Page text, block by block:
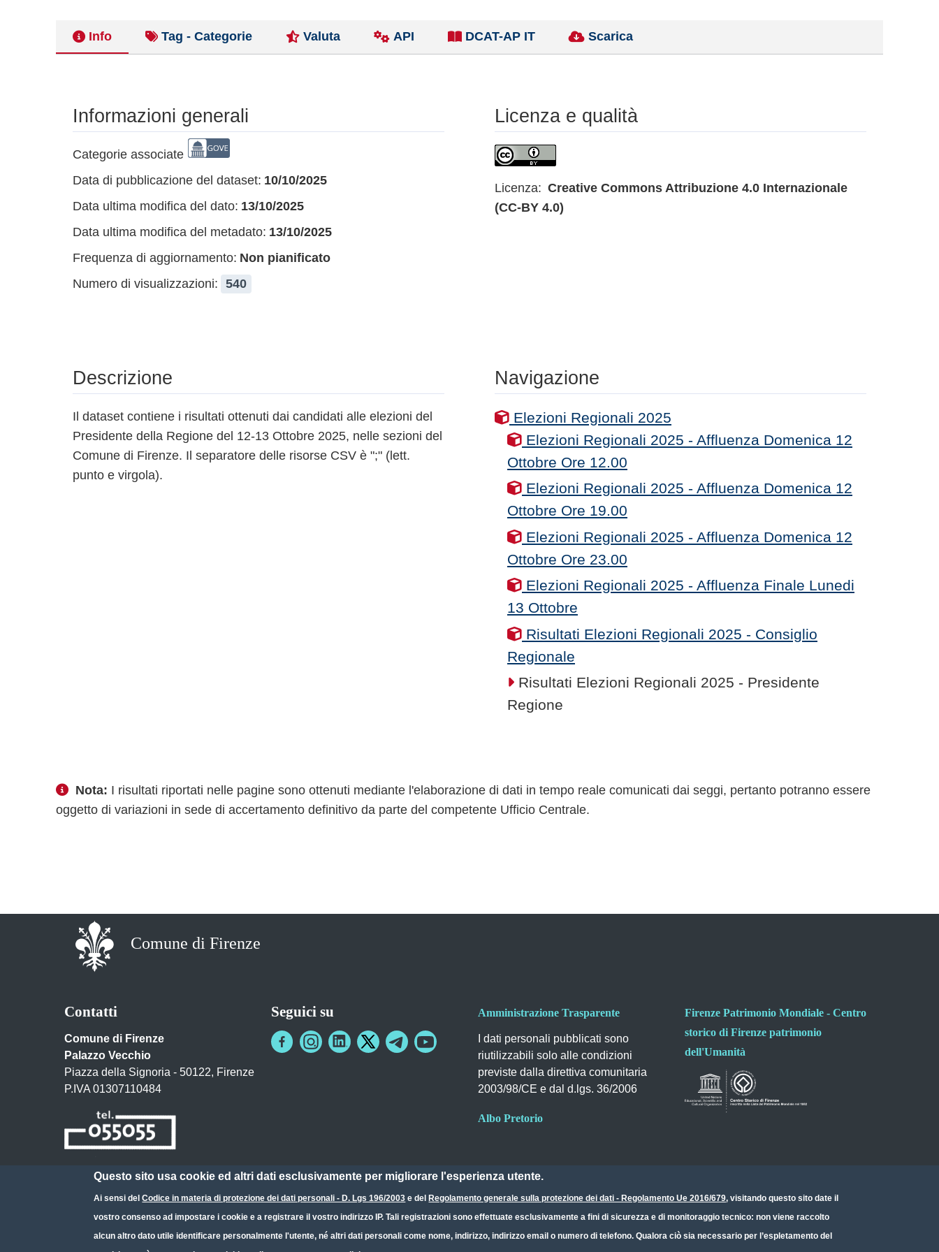
Info Tag - Categorie Valuta API DCAT-AP IT Scarica
Informazioni generali
Categorie associate
Data di pubblicazione del dataset: 10/10/2025
Data ultima modifica del dato: 13/10/2025
Data ultima modifica del metadato: 13/10/2025
Frequenza di aggiornamento: Non pianificato
Numero di visualizzazioni: 540
Licenza e qualità
Licenza: Creative Commons Attribuzione 4.0 Internazionale
(CC-BY 4.0)
Descrizione
Il dataset contiene i risultati ottenuti dai candidati alle elezioni del
Presidente della Regione del 12-13 Ottobre 2025, nelle sezioni del
Comune di Firenze. Il separatore delle risorse CSV è ";" (lett.
punto e virgola).
Navigazione
Elezioni Regionali 2025
Elezioni Regionali 2025 - Affluenza Domenica 12
Ottobre Ore 12.00
Elezioni Regionali 2025 - Affluenza Domenica 12
Ottobre Ore 19.00
Elezioni Regionali 2025 - Affluenza Domenica 12
Ottobre Ore 23.00
Elezioni Regionali 2025 - Affluenza Finale Lunedi
13 Ottobre
Risultati Elezioni Regionali 2025 - Consiglio
Regionale
Risultati Elezioni Regionali 2025 - Presidente
Regione
Nota: I risultati riportati nelle pagine sono ottenuti mediante l'elaborazione di dati in tempo reale comunicati dai seggi, pertanto potranno essere
oggetto di variazioni in sede di accertamento definitivo da parte del competente Ufficio Centrale.
Comune di Firenze
Contatti
Comune di Firenze
Palazzo Vecchio
Piazza della Signoria - 50122, Firenze
P.IVA 01307110484
Posta Elettronica Certificata
Seguici su Amministrazione Trasparente
I dati personali pubblicati sono
riutilizzabili solo alle condizioni
previste dalla direttiva comunitaria
2003/98/CE e dal d.lgs. 36/2006
Albo Pretorio
Firenze Patrimonio Mondiale - Centro
storico di Firenze patrimonio
dell'Umanità
Questo sito usa cookie ed altri dati esclusivamente per migliorare l'esperienza utente.
Ai sensi delCodice in materia di protezione dei dati personali - D. Lgs 196/2003 e del Regolamento generale sulla protezione dei dati - Regolamento Ue 2016/679, visitando questo sito date il
vostro consenso ad impostare i cookie e a registrare il vostro indirizzo IP. Tali registrazioni sono effettuate esclusivamente a fini di sicurezza e di monitoraggio tecnico: non viene raccolto
alcun altro dato utile identificare personalmente l'utente, né altri dati personali come nome, indirizzo, indirizzo email o numero di telefono. Qualora ciò sia necessario per l’espletamento del